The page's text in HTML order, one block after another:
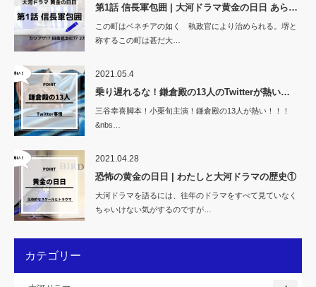
第1話 信長軍包囲 | 大河ドラマ黄金の日日 あら…
この町はベネチアの如く 執政官により治められる。堺と
称するこの町は甚だ大…
2021.05.4
乗り遅れるな！鎌倉殿の13人のTwitterが熱い…
三谷幸喜脚本！小栗旬主演！鎌倉殿の13人が熱い！！！
&nbs…
2021.04.28
恐怖の黄金の日日 | わたしと大河ドラマの歴史①
大河ドラマを語るには、往年のドラマをすべて見ていなく
ちゃいけない気がするのですが…
カテゴリー